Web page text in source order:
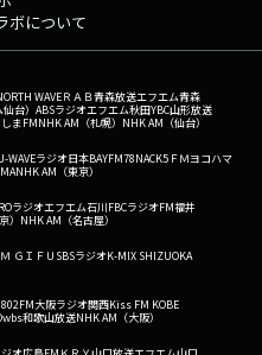
ボについて
WAVEＲＡＢ青森放送エフエム青森
台） ABSラジオエフエム秋田YBC山形放送
まFMNHK AM（札幌） NHK AM（仙台）
J-WAVEラジオ日本BAYFM78NACK5 ＦＭヨコハマ
NHK AM（東京）
ラジオエフエム石川FBCラジオFM福井
） NHK AM（名古屋）
Ｍ ＧＩＦＵ SBSラジオK-MIX SHIZUOKA
FM大阪ラジオ関西Kiss FM KOBE
wbs和歌山放送NHK AM（大阪）